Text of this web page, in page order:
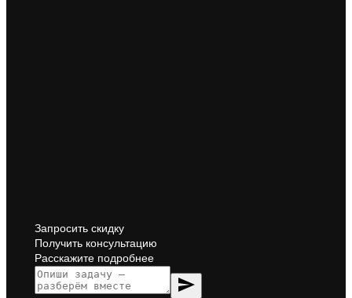
Запросить скидку
Получить консультацию
Расскажите подробнее
send